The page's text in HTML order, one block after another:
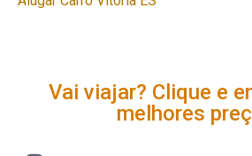
Vai viajar? Clique e
melhores